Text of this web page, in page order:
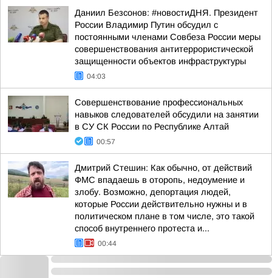
Даниил Безсонов: #новостиДНЯ. Президент
России Владимир Путин обсудил с
постоянными членами Совбеза России меры
совершенствования антитеррористической
защищенности объектов инфраструктуры
04:03
Совершенствование профессиональных
навыков следователей обсудили на занятии
в СУ СК России по Республике Алтай
00:57
Дмитрий Стешин: Как обычно, от действий
ФМС впадаешь в оторопь, недоумение и
злобу. Возможно, депортация людей,
которые России действительно нужны и в
политическом плане в том числе, это такой
способ внутреннего протеста и...
00:44